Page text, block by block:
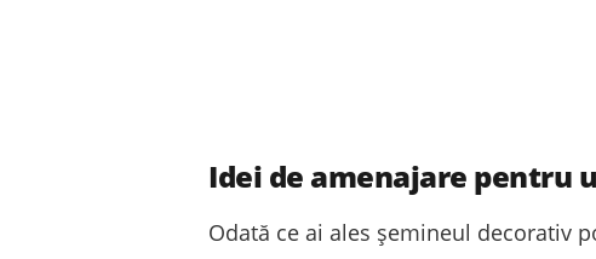
Idei de amenajare pentru
Odată ce ai ales șemineul decorativ